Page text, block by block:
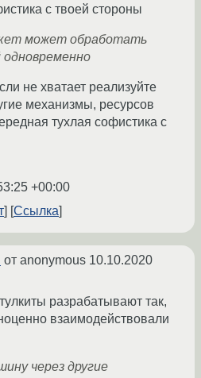
с твоей стороны
может обработать
одновременно
не хватает реализуйте
механизмы, ресурсов
тухлая софистика с
+00:00
Ссылка
от anonymous 10.10.2020
разрабатывают так,
взаимодействовали
через другие